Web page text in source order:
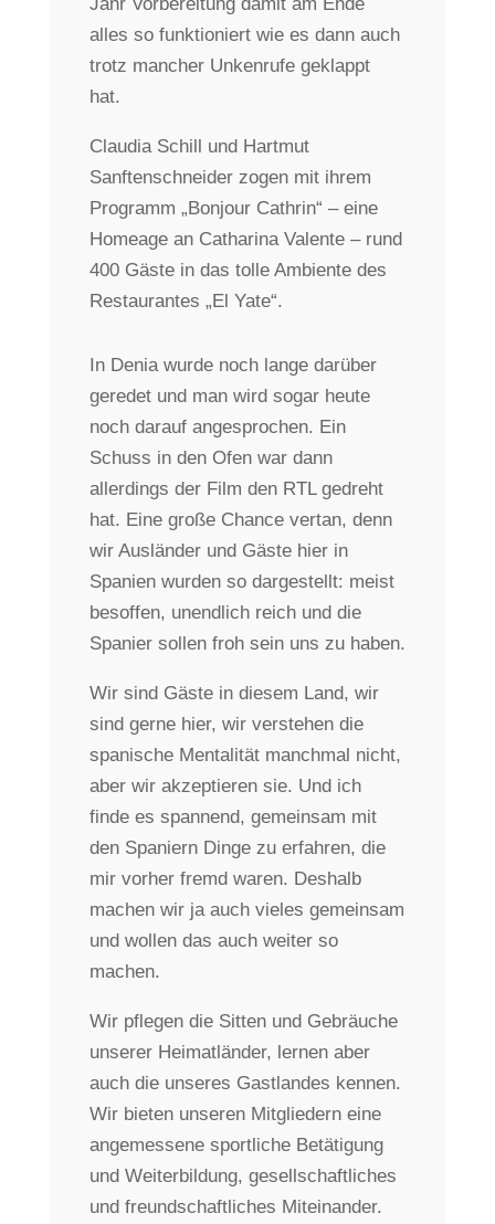
alles so funktioniert wie es dann auch
trotz mancher Unkenrufe geklappt
hat.
Claudia Schill und Hartmut
Sanftenschneider zogen mit ihrem
Programm „Bonjour Cathrin“ – eine
Homeage an Catharina Valente – rund
400 Gäste in das tolle Ambiente des
Restaurantes „El Yate“.
In Denia wurde noch lange darüber
geredet und man wird sogar heute
noch darauf angesprochen. Ein
Schuss in den Ofen war dann
allerdings der Film den RTL gedreht
hat. Eine große Chance vertan, denn
wir Ausländer und Gäste hier in
Spanien wurden so dargestellt: meist
besoffen, unendlich reich und die
Spanier sollen froh sein uns zu haben.
Wir sind Gäste in diesem Land, wir
sind gerne hier, wir verstehen die
spanische Mentalität manchmal nicht,
aber wir akzeptieren sie. Und ich
finde es spannend, gemeinsam mit
den Spaniern Dinge zu erfahren, die
mir vorher fremd waren. Deshalb
machen wir ja auch vieles gemeinsam
und wollen das auch weiter so
machen.
Wir pflegen die Sitten und Gebräuche
unserer Heimatländer, lernen aber
auch die unseres Gastlandes kennen.
Wir bieten unseren Mitgliedern eine
angemessene sportliche Betätigung
und Weiterbildung, gesellschaftliches
und freundschaftliches Miteinander.